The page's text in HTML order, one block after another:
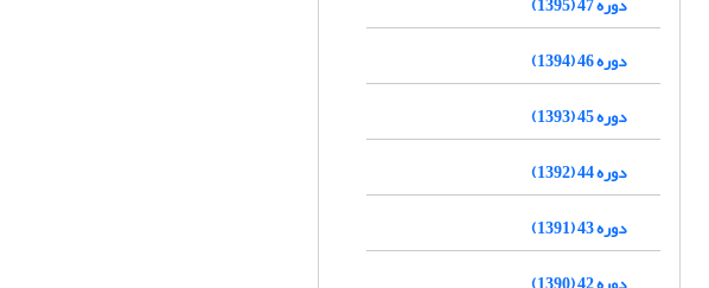
دوره 46 (1394)
دوره 45 (1393)
دوره 44 (1392)
دوره 43 (1391)